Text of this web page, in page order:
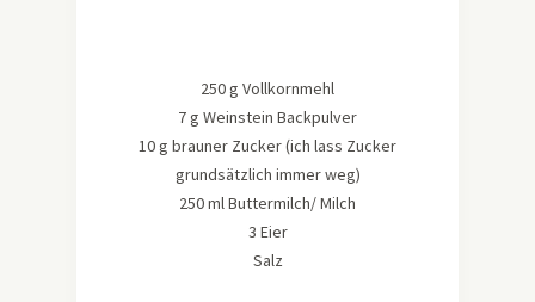
250 g Vollkornmehl
7 g Weinstein Backpulver
10 g brauner Zucker (ich lass Zucker
grundsätzlich immer weg)
250 ml Buttermilch/ Milch
3 Eier
Salz